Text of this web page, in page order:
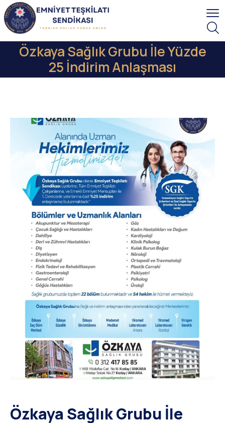
Özkaya Sağlık Grubu İle Yüzde
25 İndirim Anlaşması
Özkaya Sağlık Grubu İle